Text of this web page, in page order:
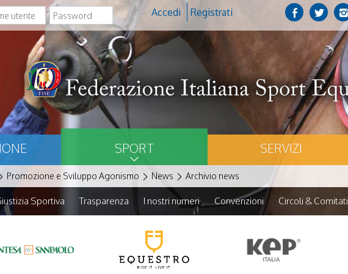
Accedi Registrati
SPORT SERVIZI
Promozione e Sviluppo Agonismo News Archivio news
Sportiva Trasparenza I nostri numeri Convenzioni Circoli & Comitati